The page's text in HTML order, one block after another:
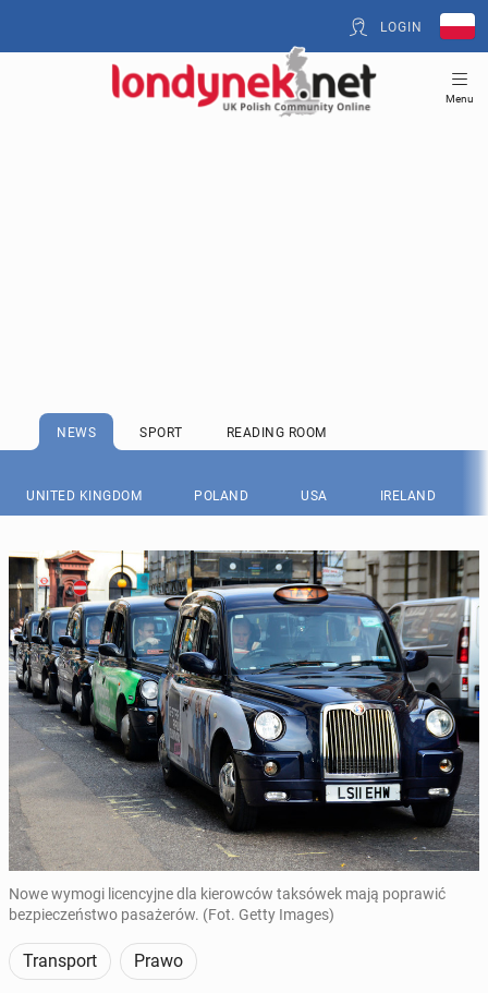
LOGIN
Menu
NEWS SPORT READING ROOM
UNITED KINGDOM POLAND USA IRELAND
Nowe wymogi licencyjne dla kierowców taksówek mają poprawić
bezpieczeństwo pasażerów. (Fot. Getty Images)
Transport Prawo